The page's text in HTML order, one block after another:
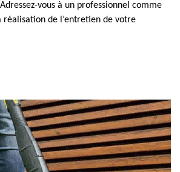
vous à un professionnel comme
réalisation de l’entretien de votre